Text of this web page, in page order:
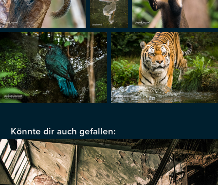
Könnte dir auch gefallen: